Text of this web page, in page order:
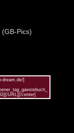
(GB-Pics)